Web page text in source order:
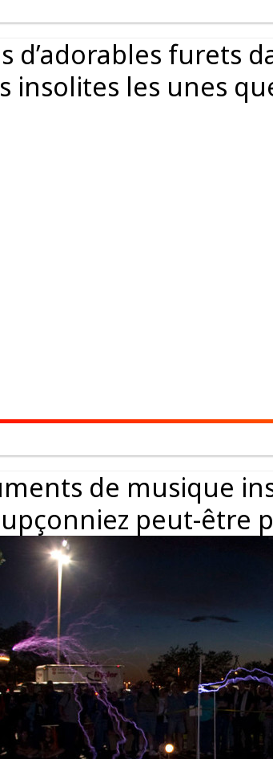
d’adorables furets
insolites les unes
de musique
peut-être